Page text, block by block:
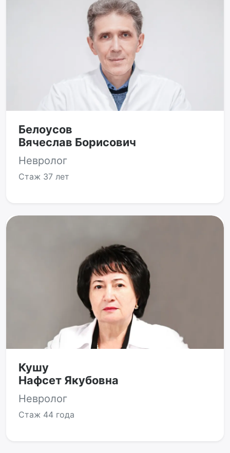
Белоусов
Вячеслав Борисович
Невролог
Стаж 37 лет
Кушу
Нафсет Якубовна
Невролог
Стаж 44 года